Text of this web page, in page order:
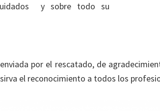
y sobre todo su
por el rescatado, de
el reconocimiento a todos los